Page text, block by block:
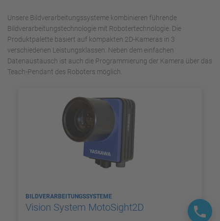
Unsere Bildverarbeitungssysteme kombinieren führende
Bildverarbeitungstechnologie mit Robotertechnologie. Die
Produktpalette basiert auf kompakten 2D-Kameras in 3
verschiedenen Leistungsklassen. Neben dem einfachen
Datenaustausch ist auch die Programmierung der Kamera über das
Teach-Pendant des Roboters möglich.
BILDVERARBEITUNGSSYSTEME
Vision System MotoSight2D